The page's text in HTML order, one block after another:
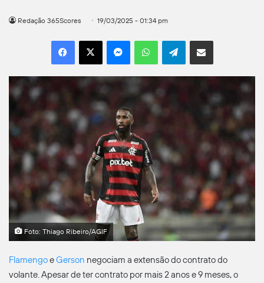
Redação 365Scores 19/03/2025 - 01:34 pm
Facebook
X MessengerWhatsAppTelegramCompartilhar por e-mail
Foto: Thiago Ribeiro/AGIF
FlamengoeGerson negociam a extensão do contrato do
volante. Apesar de ter contrato por mais 2 anos e 9 meses, o